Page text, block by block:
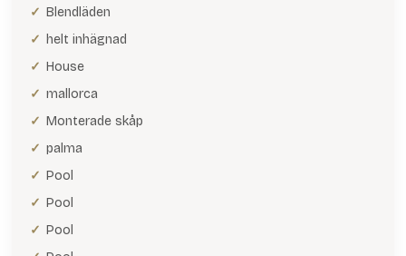
Blendläden
helt inhägnad
House
mallorca
Monterade skåp
palma
Pool
Pool
Pool